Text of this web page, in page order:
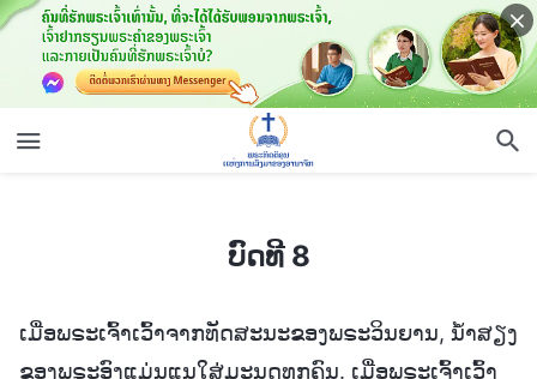
ບົດທີ 8
ເມື່ອພຣະເຈົ້າເວົ້າຈາກທັດສະນະຂອງພຣະວິນຍານ, ນໍ້າສຽງ
ຂອງພຣະອົງແມ່ນແນໃສ່ມະນຸດທຸກຄົນ. ເມື່ອພຣະເຈົ້າເວົ້າ